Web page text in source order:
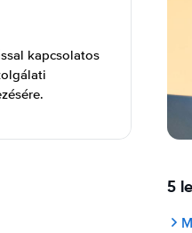
kapcsolatos
5